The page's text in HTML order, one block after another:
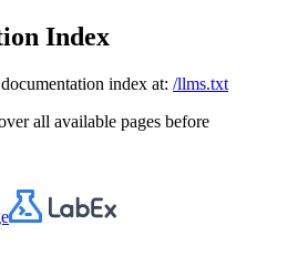
Index
index at: /llms.txt
all available pages before